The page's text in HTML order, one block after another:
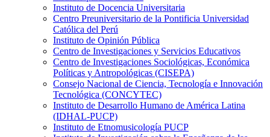
Instituto de Docencia Universitaria
Centro Preuniversitario de la Pontificia Universidad
Católica del Perú
Instituto de Opinión Pública
Centro de Investigaciones y Servicios Educativos
Centro de Investigaciones Sociológicas, Económica
Políticas y Antropológicas (CISEPA)
Consejo Nacional de Ciencia, Tecnología e Innovación
Tecnológica (CONCYTEC)
Instituto de Desarrollo Humano de América Latina
(IDHAL-PUCP)
Instituto de Etnomusicología PUCP